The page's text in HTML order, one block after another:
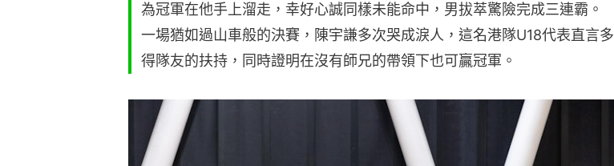
為冠軍在他手上溜走，幸好心誠同樣未能命中，男拔萃驚險完成三連霸。
一場猶如過山車般的決賽，陳宇謙多次哭成淚人，這名港隊U18代表直言多
得隊友的扶持，同時證明在沒有師兄的帶領下也可贏冠軍。